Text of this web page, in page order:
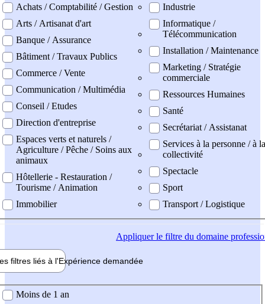
professionel
Achats / Comptabilité / Gestion
Arts / Artisanat d'art
Banque / Assurance
Bâtiment / Travaux Publics
Commerce / Vente
Communication / Multimédia
Conseil / Etudes
Direction d'entreprise
Espaces verts et naturels /
Agriculture / Pêche / Soins aux
animaux
Hôtellerie - Restauration /
Tourisme / Animation
Immobilier
Industrie
Informatique /
Télécommunication
Installation / Maintenance
Marketing / Stratégie
commerciale
Ressources Humaines
Santé
Secrétariat / Assistanat
Services à la personne / à la
collectivité
Spectacle
Sport
Transport / Logistique
Appliquerle filtre du domaine
filtres liés à l'Expérience demandée
demandée
Moins de 1 an